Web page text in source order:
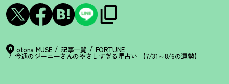
otona MUSE 記事一覧 FORTUNE
今週のジーニーさんのやさしすぎる星占い 【7/31～8/6の運勢】